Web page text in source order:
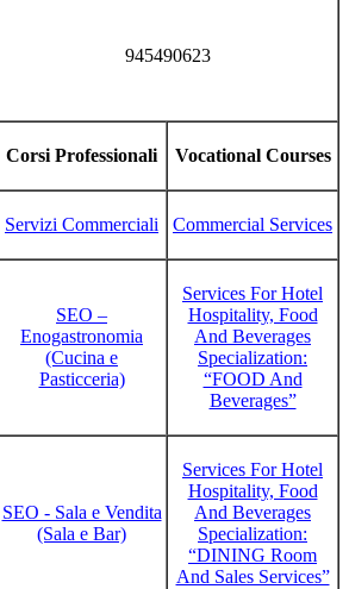
945490623
Corsi Professionali Vocational Courses
Servizi Commerciali Commercial Services
SEO –
Enogastronomia
(Cucina e
Pasticceria)
Services For Hotel
Hospitality, Food
And Beverages
Specialization:
“FOOD And
Beverages”
SEO - Sala e Vendita
(Sala e Bar)
Services For Hotel
Hospitality, Food
And Beverages
Specialization:
“DINING Room
And Sales Services”